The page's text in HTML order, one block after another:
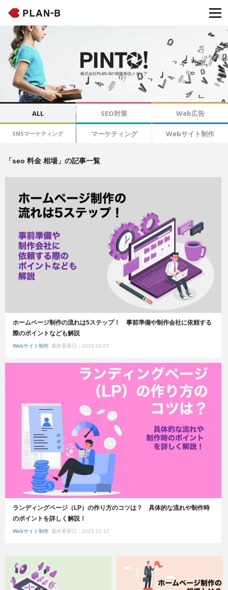
株式会社PLAN-Bの情報発信メディア
ALL SEO対策 Web広告
SNSマーケティング マーケティング Webサイト制作
「seo 料金 相場」の記事一覧
ホームページ制作の流れは5ステップ！ 事前準備や制作会社に依頼する
際のポイントなども解説
Webサイト制作 最終更新日：2024.03.07
ランディングページ（LP）の作り方のコツは？ 具体的な流れや制作時
のポイントを詳しく解説！
Webサイト制作 最終更新日：2023.12.12